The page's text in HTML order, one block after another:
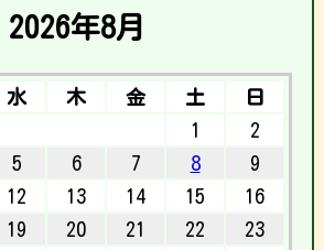
2026年8月
水 木 金 土
日
1
2
5 6 7 8
9
12 13 14 15
16
19 20 21 22
23